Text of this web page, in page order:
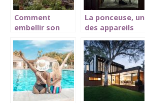
Comment
embellir son
simplicité ?
La ponceuse, un
des appareils
construction